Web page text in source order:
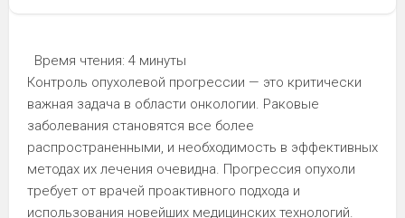
Время чтения: 4 минуты
Контроль опухолевой прогрессии — это критически
важная задача в области онкологии. Раковые
заболевания становятся все более
распространенными, и необходимость в эффективных
методах их лечения очевидна. Прогрессия опухоли
требует от врачей проактивного подхода и
использования новейших медицинских технологий.